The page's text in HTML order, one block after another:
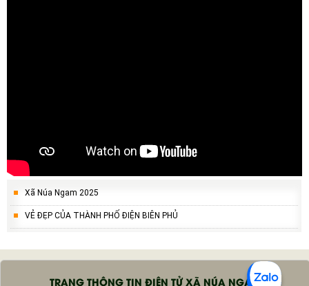
Xã Núa Ngam 2025
VẺ ĐẸP CỦA THÀNH PHỐ ĐIỆN BIÊN PHỦ
TRANG THÔNG TIN ĐIỆN TỬ XÃ NÚA NGAM